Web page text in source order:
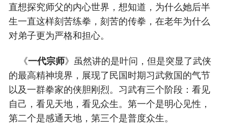
直想探究师父的内心世界，想知道，为什么她后半
生一直这样刻苦练拳，刻苦的传拳，在老年为什么
对弟子更为严格和担心。
《一代宗师》虽然讲的是叶问，但是突显了武侠
的最高精神境界，展现了民国时期习武救国的气节
以及一群拳家的侠胆刚烈。习武有三个阶段：看见
自己，看见天地，看见众生。第一个是明心见性，
第二个是感通天地，第三个是普度众生。